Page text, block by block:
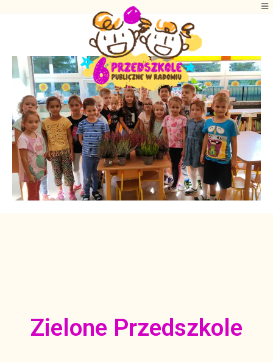
Zielone Przedszkole